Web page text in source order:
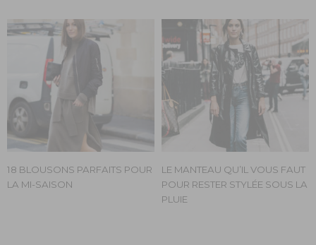
18 BLOUSONS PARFAITS POUR
LA MI-SAISON
LE MANTEAU QU’IL VOUS FAUT
POUR RESTER STYLÉE SOUS LA
PLUIE